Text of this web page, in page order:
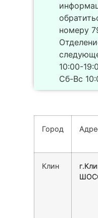
номеру
10:00-
Сб-Вс
Город
Клин